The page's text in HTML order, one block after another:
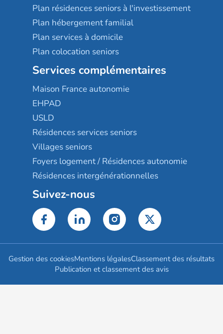
Plan résidences seniors à l'investissement
Plan hébergement familial
Plan services à domicile
Plan colocation seniors
Services complémentaires
Maison France autonomie
EHPAD
USLD
Résidences services seniors
Villages seniors
Foyers logement / Résidences autonomie
Résidences intergénérationnelles
Suivez-nous
Gestion des cookiesMentions légalesClassement des résultats
Publication et classement des avis